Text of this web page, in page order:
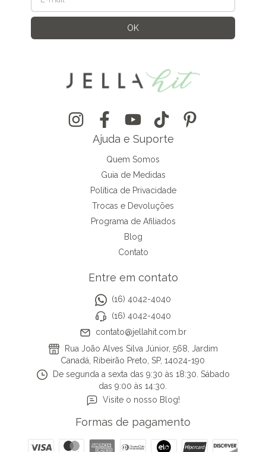
Ajuda e Suporte
Quem Somos
Guia de Medidas
Política de Privacidade
Trocas e Devoluções
Programa de Afiliados
Blog
Contato
Entre em contato
(16) 4042-4040
(16) 4042-4040
contato@jellahit.com.br
Rua João Alves Silva Júnior, 568, Jardim
Canadá, Ribeirão Preto, SP, 14024-190
De segunda a sexta das 9:30 às 18:30. Sábado
das 9:00 às 14:30.
Visite o nosso Blog!
Formas de pagamento